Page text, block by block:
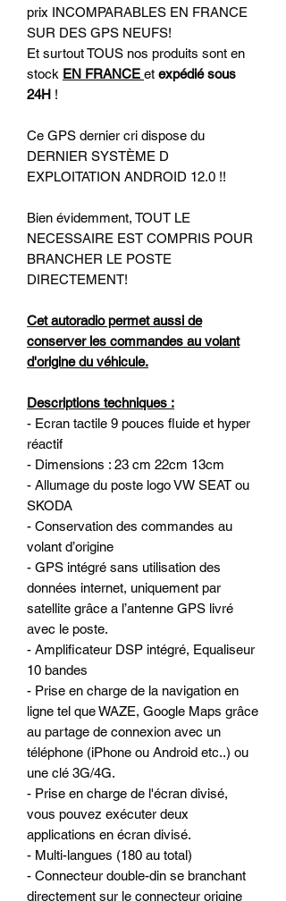
prix INCOMPARABLES EN FRANCE
SUR DES GPS NEUFS!
Et surtout TOUS nos produits sont en
stock EN FRANCE et expédié sous
24H !
Ce GPS dernier cri dispose du
DERNIER SYSTÈME D
EXPLOITATION ANDROID 12.0 !!
Bien évidemment, TOUT LE
NECESSAIRE EST COMPRIS POUR
BRANCHER LE POSTE
DIRECTEMENT!
Cet autoradio permet aussi de
conserver les commandes au volant
d'origine du véhicule.
Descriptions techniques :
- Ecran tactile 9 pouces fluide et hyper
réactif
- Dimensions : 23 cm 22cm 13cm
- Allumage du poste logo VW SEAT ou
SKODA
- Conservation des commandes au
volant d’origine
- GPS intégré sans utilisation des
données internet, uniquement par
satellite grâce a l’antenne GPS livré
avec le poste.
- Amplificateur DSP intégré, Equaliseur
10 bandes
- Prise en charge de la navigation en
ligne tel que WAZE, Google Maps grâce
au partage de connexion avec un
téléphone (iPhone ou Android etc..) ou
une clé 3G/4G.
- Prise en charge de l'écran divisé,
vous pouvez exécuter deux
applications en écran divisé.
- Multi-langues (180 au total)
- Connecteur double-din se branchant
directement sur le connecteur origine